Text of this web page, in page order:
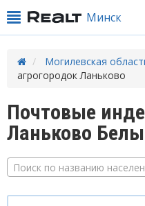
Минск
Могилевская
агрогородок Ланьково
Почтовые
Ланьково
Поиск по названию